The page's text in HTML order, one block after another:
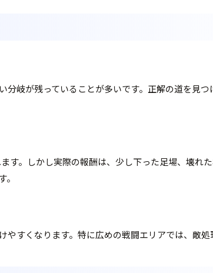
岐が残っていることが多いです。正解の道を見
す。しかし実際の報酬は、少し下った足場、壊れ
すくなります。特に広めの戦闘エリアでは、敵